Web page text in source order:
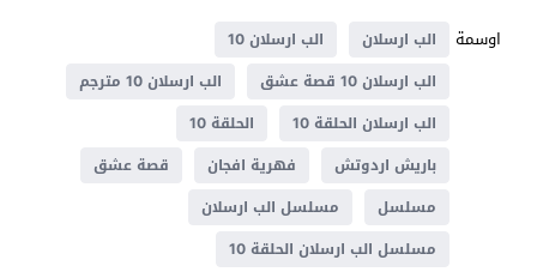
اوسمة
الب ارسلان
الب ارسلان 10
الب ارسلان 10 قصة عشق
الب ارسلان 10 مترجم
الب ارسلان الحلقة 10
الحلقة 10
باريش اردوتش
فهرية افجان
قصة عشق
مسلسل
مسلسل الب ارسلان
مسلسل الب ارسلان الحلقة 10